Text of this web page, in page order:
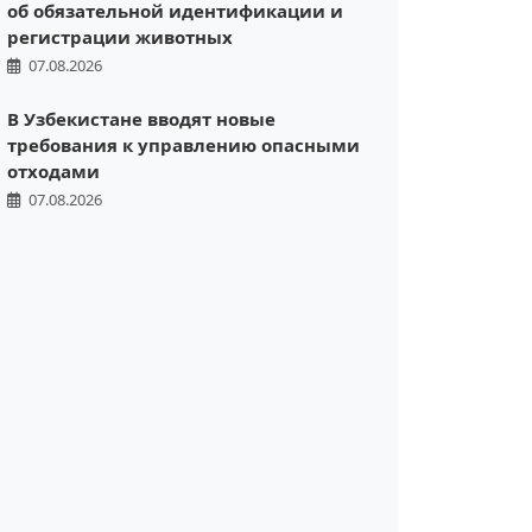
об обязательной идентификации и
регистрации животных
07.08.2026
В Узбекистане вводят новые
требования к управлению опасными
отходами
07.08.2026